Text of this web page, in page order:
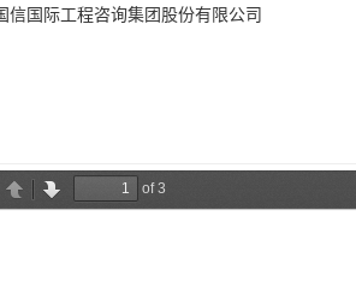
信国际工程咨询集团股份有限公司